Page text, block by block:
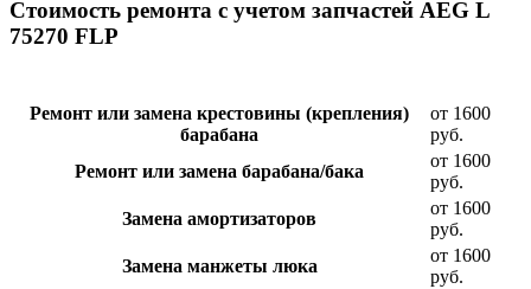
Стоимость ремонта с учетом запчастей AEG L
75270 FLP
Ремонт или замена крестовины (крепления)
барабана
от 1600
руб.
Ремонт или замена барабана/бака
от 1600
руб.
Замена амортизаторов
от 1600
руб.
Замена манжеты люка
от 1600
руб.